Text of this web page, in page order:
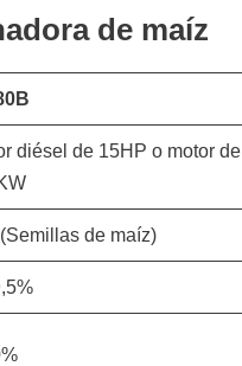
de maíz
diésel de 15HP o motor de
de maíz)